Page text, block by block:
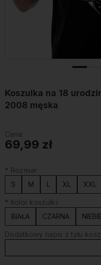
Koszulka na 18
2008 męska
Cena:
69,99 zł
* Rozmiar:
S
M L XL XXL
* Kolor koszulki:
BIAŁA
CZARNA
Dodatkowy napis z tyłu